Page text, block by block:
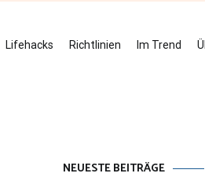
Lifehacks Richtlinien Im Trend
NEUESTE BEITRÄGE